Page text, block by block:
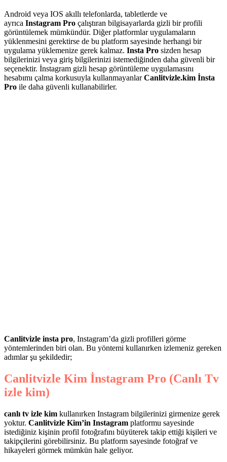
Android veya IOS akıllı telefonlarda, tabletlerde ve
ayrıca Instagram Pro çalıştıran bilgisayarlarda gizli bir profili
görüntülemek mümkündür. Diğer platformlar uygulamaların
yüklenmesini gerektirse de bu platform sayesinde herhangi bir
uygulama yüklemenize gerek kalmaz. Insta Pro sizden hesap
bilgilerinizi veya giriş bilgilerinizi istemediğinden daha güvenli bir
seçenektir. İnstagram gizli hesap görüntüleme uygulamasını
hesabımı çalma korkusuyla kullanmayanlarCanlitvizle.kim İnsta
Pro ile daha güvenli kullanabilirler.
Canlitvizle insta pro, Instagram’da gizli profilleri görme
yöntemlerinden biri olan. Bu yöntemi kullanırken izlemeniz gereken
adımlar şu şekildedir;
Canlitvizle Kim İnstagram Pro (Canlı Tv
izle kim)
canlı tv izle kim kullanırken Instagram bilgilerinizi girmenize gerek
yoktur. Canlitvizle Kim’in Instagram platformu sayesinde
istediğiniz kişinin profil fotoğrafını büyüterek takip ettiği kişileri ve
takipçilerini görebilirsiniz. Bu platform sayesinde fotoğraf ve
hikayeleri görmek mümkün hale geliyor.